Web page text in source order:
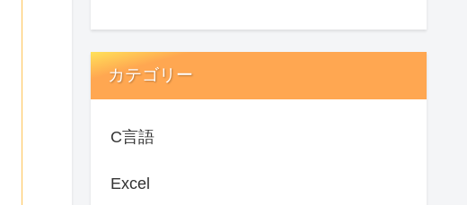
カテゴリー
C言語
Excel